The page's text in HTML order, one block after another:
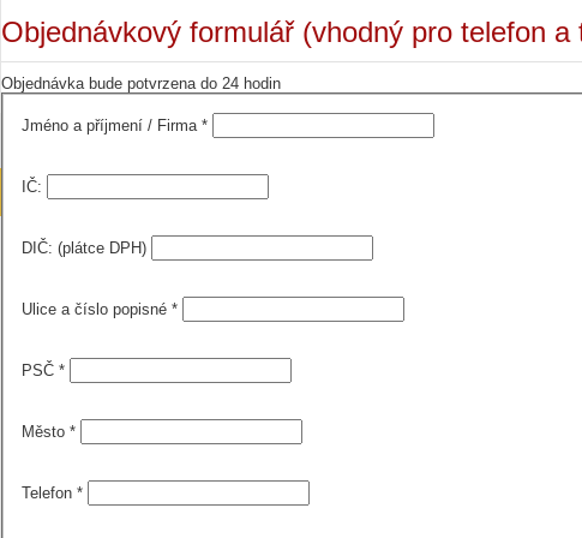
Objednávkový formulář (vhodný pro telefon a
Objednávka bude potvrzena do 24 hodin
Jméno a příjmení / Firma *
IČ:
DIČ: (plátce DPH)
Ulice a číslo popisné *
PSČ *
Město *
Telefon *